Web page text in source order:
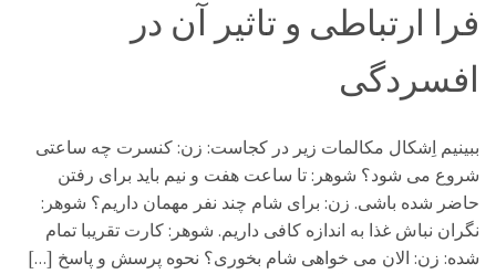
فرا ارتباطی و تاثیر آن در
افسردگی
ببینیم اِشکال مکالمات زیر در کجاست: زن: کنسرت چه ساعتی
شروع می شود؟ شوهر: تا ساعت هفت و نیم باید برای رفتن
حاضر شده باشی. زن: برای شام چند نفر مهمان داریم؟ شوهر:
نگران نباش غذا به اندازه کافی داریم. شوهر: کارت تقریبا تمام
شده: زن: الان می خواهی شام بخوری؟ نحوه پرسش و پاسخ […]